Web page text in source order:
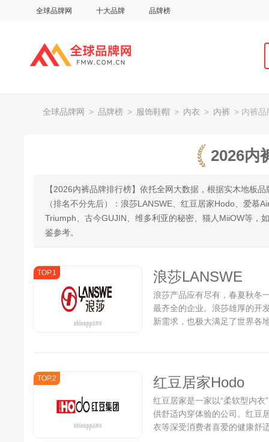
全球品牌网 十大品牌 品牌榜
全球品牌网 > 品牌榜 > 服饰鞋帽 > 内衣 > 内裤 > 内裤
2026内
【2026内裤品牌排行榜】依托全网大数据，根据实木地板
（排名不分先后）：浪莎LANSWE、红豆居家Hodo、爱
Triumph、古今GUJIN、维多利亚的秘密、猫人MiiOW等，
鉴参考。
TOP.1 浪莎LANSWE
浪莎产品应有尽有，春夏秋冬
最齐全的企业。浪莎雄厚的开
新需求，也极大满足了世界各
TOP.2 红豆居家Hodo
红豆居家是一家以“柔软型内
供舒适内穿体验的公司。红豆
衣等深受消费者喜爱的健康舒